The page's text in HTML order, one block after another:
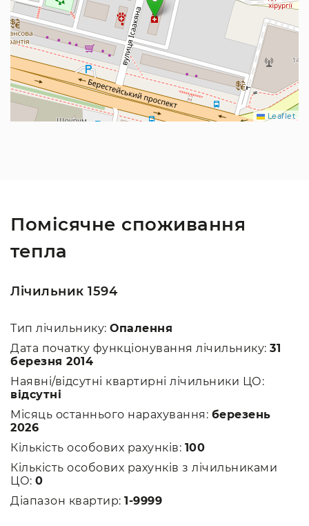
Leaflet
Помісячне споживання
тепла
Лічильник 1594
Тип лічильнику: Опалення
Дата початку функціонування лічильнику: 31
березня 2014
Наявні/відсутні квартирні лічильники ЦО:
відсутні
Місяць останнього нарахування: березень
2026
Кількість особових рахунків: 100
Кількість особових рахунків з лічильниками
ЦО: 0
Діапазон квартир: 1-9999